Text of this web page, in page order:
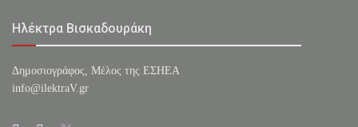
Ηλέκτρα Βισκαδουράκη
Δημοσιογράφος, Μέλος της ΕΣHΕΑ
info@ilektraV.gr